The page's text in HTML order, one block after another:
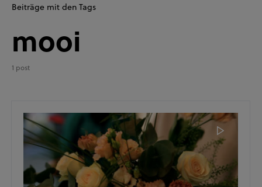
Beiträge mit den Tags
mooi
1 post